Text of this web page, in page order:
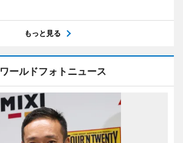
もっと見る
ワールドフォトニュース